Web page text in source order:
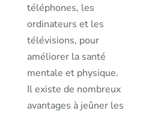
téléphones, les
ordinateurs et les
télévisions, pour
améliorer la santé
mentale et physique.
Il existe de nombreux
avantages à jeûner les